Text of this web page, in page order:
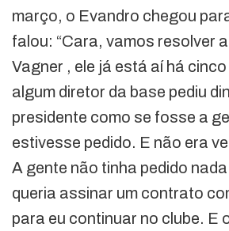
março, o Evandro chegou
falou: “Cara, vamos resolver
Vagner , ele já está aí há cinco
algum diretor da base pediu
presidente como se fosse a
estivesse pedido. E não era
A gente não tinha pedido
queria assinar um contrato
para eu continuar no clube. E